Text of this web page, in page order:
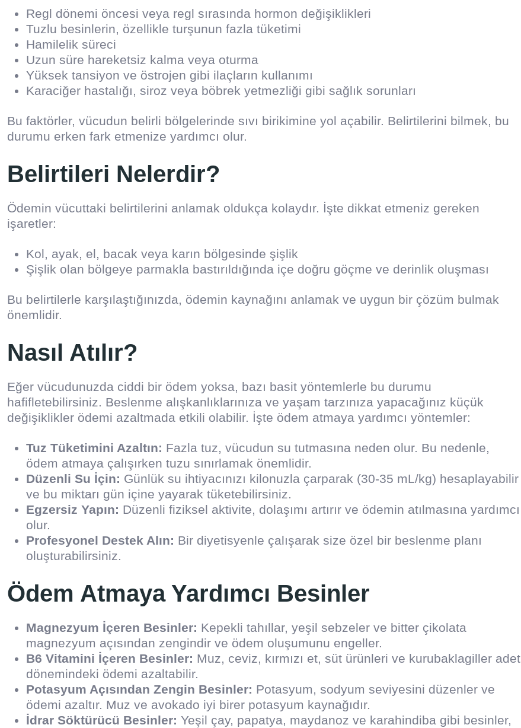
Regl dönemi öncesi veya regl sırasında hormon değişiklikleri
Tuzlu besinlerin, özellikle turşunun fazla tüketimi
Hamilelik süreci
Uzun süre hareketsiz kalma veya oturma
Yüksek tansiyon ve östrojen gibi ilaçların kullanımı
Karaciğer hastalığı, siroz veya böbrek yetmezliği gibi sağlık sorunları
Bu faktörler, vücudun belirli bölgelerinde sıvı birikimine yol açabilir. Belirtilerini bilmek, bu
durumu erken fark etmenize yardımcı olur.
Belirtileri Nelerdir?
Ödemin vücuttaki belirtilerini anlamak oldukça kolaydır. İşte dikkat etmeniz gereken
işaretler:
Kol, ayak, el, bacak veya karın bölgesinde şişlik
Şişlik olan bölgeye parmakla bastırıldığında içe doğru göçme ve derinlik oluşması
Bu belirtilerle karşılaştığınızda, ödemin kaynağını anlamak ve uygun bir çözüm bulmak
önemlidir.
Nasıl Atılır?
Eğer vücudunuzda ciddi bir ödem yoksa, bazı basit yöntemlerle bu durumu
hafifletebilirsiniz. Beslenme alışkanlıklarınıza ve yaşam tarzınıza yapacağınız küçük
değişiklikler ödemi azaltmada etkili olabilir. İşte ödem atmaya yardımcı yöntemler:
Tuz Tüketimini Azaltın: Fazla tuz, vücudun su tutmasına neden olur. Bu nedenle,
ödem atmaya çalışırken tuzu sınırlamak önemlidir.
Düzenli Su İçin: Günlük su ihtiyacınızı kilonuzla çarparak (30-35 mL/kg) hesaplayabilir
ve bu miktarı gün içine yayarak tüketebilirsiniz.
Egzersiz Yapın: Düzenli fiziksel aktivite, dolaşımı artırır ve ödemin atılmasına yardımcı
olur.
Profesyonel Destek Alın: Bir diyetisyenle çalışarak size özel bir beslenme planı
oluşturabilirsiniz.
Ödem Atmaya Yardımcı Besinler
Magnezyum İçeren Besinler: Kepekli tahıllar, yeşil sebzeler ve bitter çikolata
magnezyum açısından zengindir ve ödem oluşumunu engeller.
B6 Vitamini İçeren Besinler: Muz, ceviz, kırmızı et, süt ürünleri ve kurubaklagiller adet
dönemindeki ödemi azaltabilir.
Potasyum Açısından Zengin Besinler: Potasyum, sodyum seviyesini düzenler ve
ödemi azaltır. Muz ve avokado iyi birer potasyum kaynağıdır.
İdrar Söktürücü Besinler: Yeşil çay, papatya, maydanoz ve karahindiba gibi besinler,